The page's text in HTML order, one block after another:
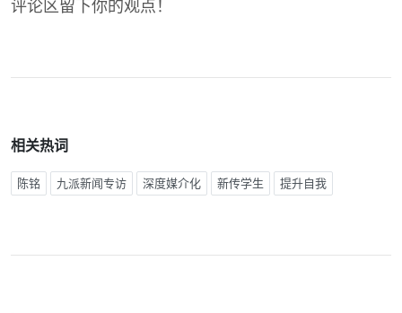
评论区留下你的观点！
相关热词
陈铭 九派新闻专访 深度媒介化 新传学生 提升自我